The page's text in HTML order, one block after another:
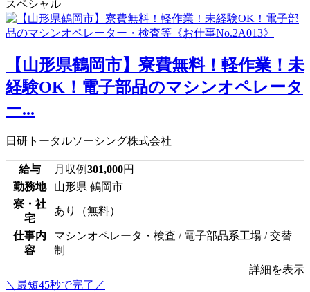
スペシャル
【山形県鶴岡市】寮費無料！軽作業！未
経験OK！電子部品のマシンオペレータ
ー...
日研トータルソーシング株式会社
給与 月収例301,000円
勤務地
山形県 鶴岡市
寮・社
宅
あり（無料）
仕事内
容
マシンオペレータ・検査 / 電子部品系工場 / 交替
制
詳細を表示
＼最短45秒で完了／